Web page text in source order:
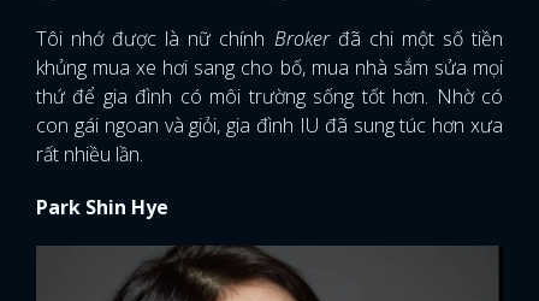
Tôi nhớ được là nữ chính Brokerđã chi một số tiền
khủng mua xe hơi sang cho bố, mua nhà sắm sửa mọi
thứ để gia đình có môi trường sống tốt hơn. Nhờ có
con gái ngoan và giỏi, gia đình IU đã sung túc hơn xưa
rất nhiều lần.
Park Shin Hye